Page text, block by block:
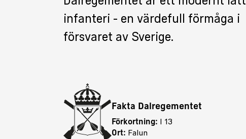
infanteri - en värdefull förmåga i
försvaret av Sverige.
Fakta Dalregementet
Förkortning:
I 13
Ort: Falun